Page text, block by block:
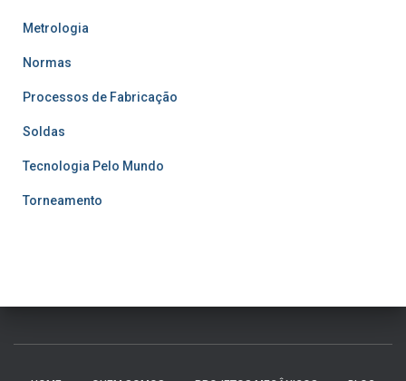
Metrologia
Normas
Processos de Fabricação
Soldas
Tecnologia Pelo Mundo
Torneamento